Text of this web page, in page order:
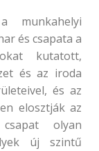
a munkahelyi
és csapata a
kutatott,
és az iroda
és az
elosztják az
olyan
új szintű